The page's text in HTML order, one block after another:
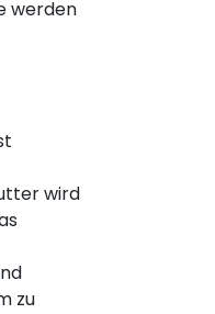
werden
wird
zu